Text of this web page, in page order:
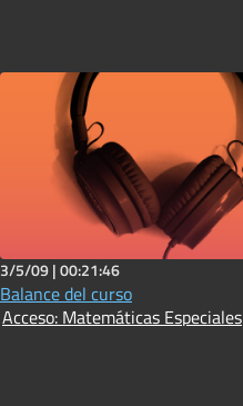
3/5/09 |00:21:46
Balance del curso
Acceso: Matemáticas Especiales